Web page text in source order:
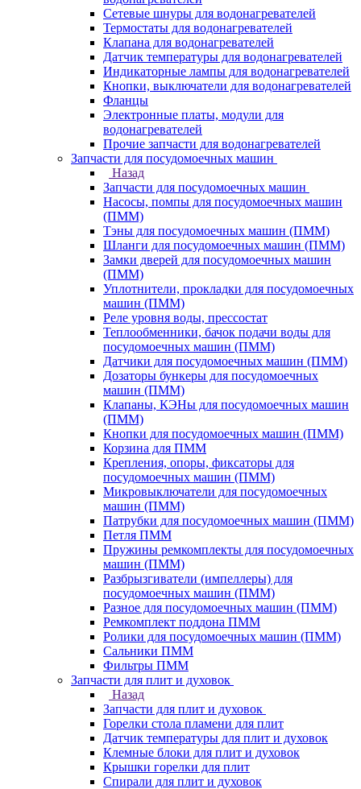
Сетевые шнуры для водонагревателей
Термостаты для водонагревателей
Клапана для водонагревателей
Датчик температуры для водонагревателей
Индикаторные лампы для водонагревателей
Кнопки, выключатели для водонагревателей
Фланцы
Электронные платы, модули для
водонагревателей
Прочие запчасти для водонагревателей
Запчасти для посудомоечных машин
Назад
Запчасти для посудомоечных машин
Насосы, помпы для посудомоечных машин
(ПММ)
Тэны для посудомоечных машин (ПММ)
Шланги для посудомоечных машин (ПММ)
Замки дверей для посудомоечных машин
(ПММ)
Уплотнители, прокладки для посудомоечных
машин (ПММ)
Реле уровня воды, прессостат
Теплообменники, бачок подачи воды для
посудомоечных машин (ПММ)
Датчики для посудомоечных машин (ПММ)
Дозаторы бункеры для посудомоечных
машин (ПММ)
Клапаны, КЭНы для посудомоечных машин
(ПММ)
Кнопки для посудомоечных машин (ПММ)
Корзина для ПММ
Крепления, опоры, фиксаторы для
посудомоечных машин (ПММ)
Микровыключатели для посудомоечных
машин (ПММ)
Патрубки для посудомоечных машин (ПММ)
Петля ПММ
Пружины ремкомплекты для посудомоечных
машин (ПММ)
Разбрызгиватели (импеллеры) для
посудомоечных машин (ПММ)
Разное для посудомоечных машин (ПММ)
Ремкомплект поддона ПММ
Ролики для посудомоечных машин (ПММ)
Сальники ПММ
Фильтры ПММ
Запчасти для плит и духовок
Назад
Запчасти для плит и духовок
Горелки стола пламени для плит
Датчик температуры для плит и духовок
Клемные блоки для плит и духовок
Крышки горелки для плит
Спирали для плит и духовок